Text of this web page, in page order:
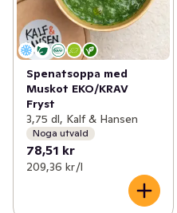
Roots of Malmö (3)
✓ Pärlans konfektyr
✓ Bosarpkyckling (4)
✓ Gotlandschips (5)
✓ Olof Viktors
Spenatsoppa med
Muskot EKO/KRAV
Fryst
3,75 dl, Kalf & Hansen
Noga utvald
78,51 kr
209,36 kr /l